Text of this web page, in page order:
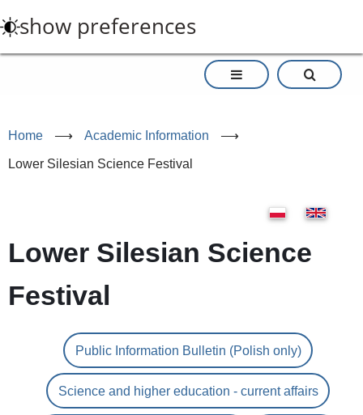
to
main
show preferences
Home ⟶ Academic Information ⟶
Lower Silesian Science Festival
Lower Silesian Science
Festival
Public Information Bulletin (Polish only)
Science and higher education - current affairs